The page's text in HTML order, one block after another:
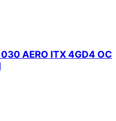
AERO ITX 4GD4 OC